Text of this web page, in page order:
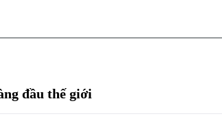
đầu thế giới